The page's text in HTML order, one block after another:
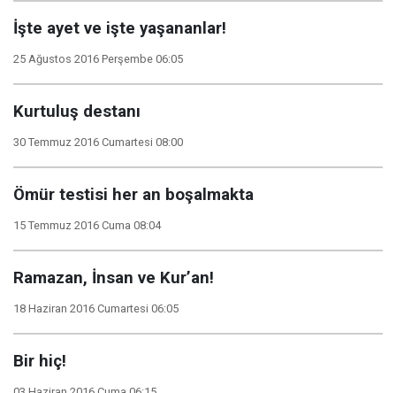
İşte ayet ve işte yaşananlar!
25 Ağustos 2016 Perşembe 06:05
Kurtuluş destanı
30 Temmuz 2016 Cumartesi 08:00
Ömür testisi her an boşalmakta
15 Temmuz 2016 Cuma 08:04
Ramazan, İnsan ve Kur’an!
18 Haziran 2016 Cumartesi 06:05
Bir hiç!